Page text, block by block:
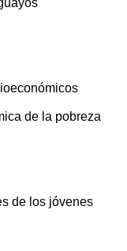
de la pobreza
de los jóvenes